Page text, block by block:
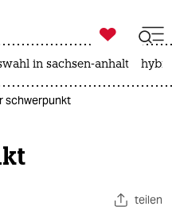

taz zahl ich
in sachsen-anhalt
schwerpunkt
teilen